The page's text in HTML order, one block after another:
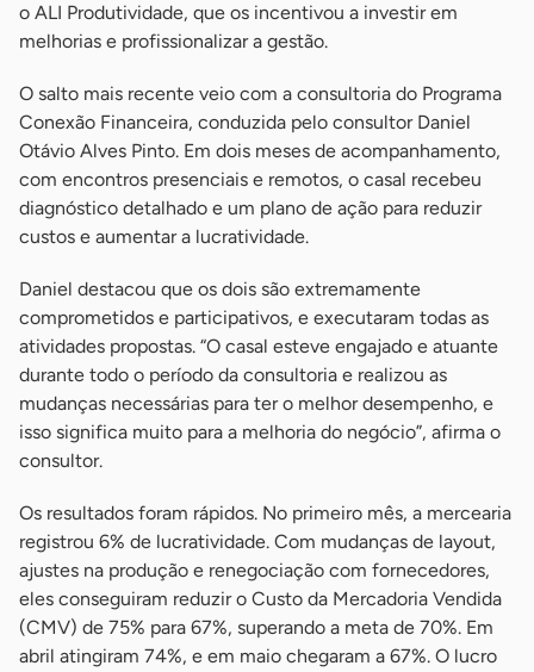
o ALI Produtividade, que os incentivou a investir em
melhorias e profissionalizar a gestão.
O salto mais recente veio com a consultoria do Programa
Conexão Financeira, conduzida pelo consultor Daniel
Otávio Alves Pinto. Em dois meses de acompanhamento,
com encontros presenciais e remotos, o casal recebeu
diagnóstico detalhado e um plano de ação para reduzir
custos e aumentar a lucratividade.
Daniel destacou que os dois são extremamente
comprometidos e participativos, e executaram todas as
atividades propostas. “O casal esteve engajado e atuante
durante todo o período da consultoria e realizou as
mudanças necessárias para ter o melhor desempenho, e
isso significa muito para a melhoria do negócio”, afirma o
consultor.
Os resultados foram rápidos. No primeiro mês, a mercearia
registrou 6% de lucratividade. Com mudanças de layout,
ajustes na produção e renegociação com fornecedores,
eles conseguiram reduzir o Custo da Mercadoria Vendida
(CMV) de 75% para 67%, superando a meta de 70%. Em
abril atingiram 74%, e em maio chegaram a 67%. O lucro